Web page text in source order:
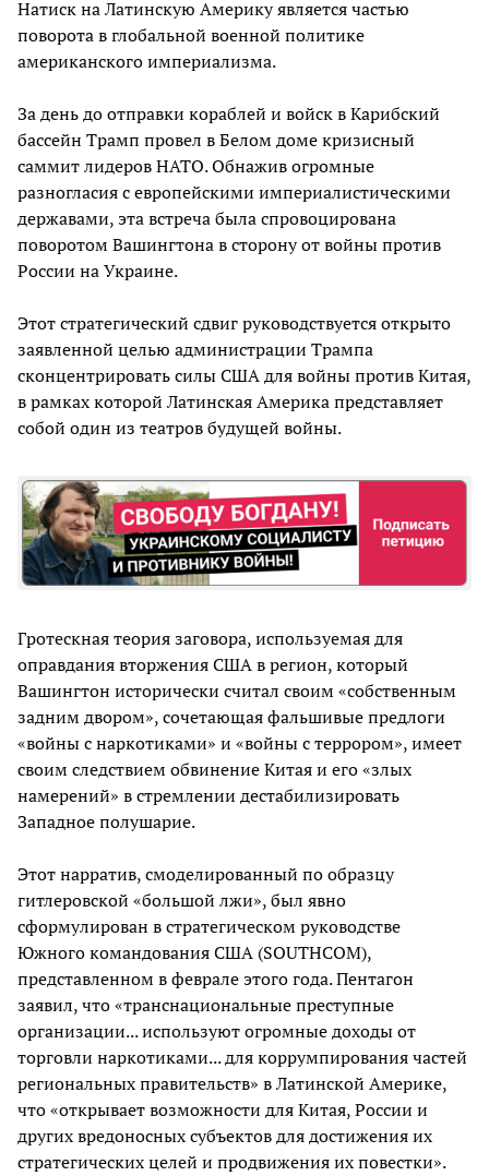
Натиск на Латинскую Америку является частью
поворота в глобальной военной политике
американского империализма.
За день до отправки кораблей и войск в Карибский
бассейн Трамп провел в Белом доме кризисный
саммит лидеров НАТО. Обнажив огромные
разногласия с европейскими империалистическими
державами, эта встреча была спровоцирована
поворотом Вашингтона в сторону от войны против
России на Украине.
Этот стратегический сдвиг руководствуется открыто
заявленной целью администрации Трампа
сконцентрировать силы США для войны против Китая,
в рамках которой Латинская Америка представляет
собой один из театров будущей войны.
Гротескная теория заговора, используемая для
оправдания вторжения США в регион, который
Вашингтон исторически считал своим «собственным
задним двором», сочетающая фальшивые предлоги
«войны с наркотиками» и «войны с террором», имеет
своим следствием обвинение Китая и его «злых
намерений» в стремлении дестабилизировать
Западное полушарие.
Этот нарратив, смоделированный по образцу
гитлеровской «большой лжи», был явно
сформулирован в стратегическом руководстве
Южного командования США (SOUTHCOM),
представленном в феврале этого года. Пентагон
заявил, что «транснациональные преступные
организации... используют огромные доходы от
торговли наркотиками... для коррумпирования частей
региональных правительств» в Латинской Америке,
что «открывает возможности для Китая, России и
других вредоносных субъектов для достижения их
стратегических целей и продвижения их повестки».